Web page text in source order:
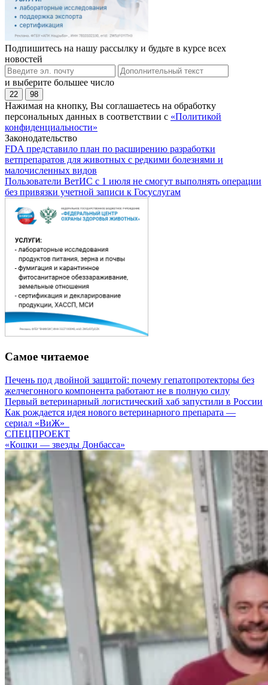
Подпишитесь на нашу рассылку и будьте в курсе всех
новостей
и выберите большее число
22 98
Нажимая на кнопку, Вы соглашаетесь на обработку
персональных данных в соответствии с «Политикой
конфиденциальности»
Законодательство
FDA представило план по расширению разработки
ветпрепаратов для животных с редкими болезнями и
малочисленных видов
Пользователи ВетИС с 1 июля не смогут выполнять операции
без привязки учетной записи к Госуслугам
Самое читаемое
Печень под двойной защитой: почему гепатопротекторы без
желчегонного компонента работают не в полную силу
Первый ветеринарный логистический хаб запустили в России
Как рождается идея нового ветеринарного препарата —
сериал «ВиЖ»
СПЕЦПРОЕКТ
«Кошки — звезды Донбасса»